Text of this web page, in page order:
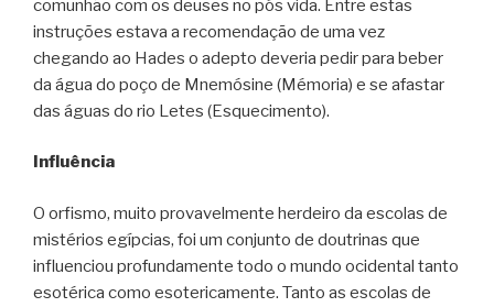
comunhão com os deuses no pós vida. Entre estas
instruções estava a recomendação de uma vez
chegando ao Hades o adepto deveria pedir para beber
da água do poço de Mnemósine (Mémoria) e se afastar
das águas do rio Letes (Esquecimento).
Influência
O orfismo, muito provavelmente herdeiro da escolas de
mistérios egípcias, foi um conjunto de doutrinas que
influenciou profundamente todo o mundo ocidental tanto
esotérica como esotericamente. Tanto as escolas de